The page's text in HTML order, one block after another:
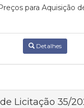
para Aquisição
Detalhes
Licitação 35/